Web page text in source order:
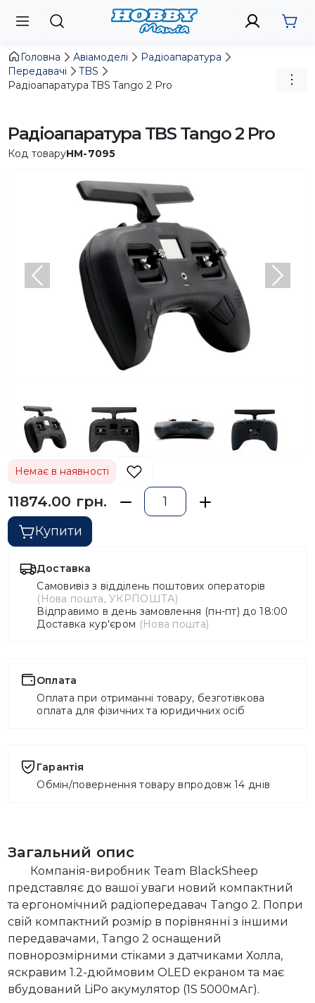
Головна Авіамоделі
Радіоапаратура
Передавачі
TBS
Радіоапаратура TBS Tango 2 Pro
Радіоапаратура TBS Tango 2 Pro
Код товаруHM-7095
Попередній
Немає в наявності
11874.00 грн.
Купити
Доставка
Самовивіз з відділень поштових операторів
(Нова пошта, УКРПОШТА)
Відправимо в день замовлення (пн-пт) до 18:00
Доставка кур'єром (Нова пошта)
Оплата
Оплата при отриманні товару, безготівкова
оплата для фізичних та юридичних осіб
Гарантія
Обмін/повернення товару впродовж 14 днів
Загальний опис
Компанія-виробник Team BlackSheep
представляє до вашої уваги новий компактний
та ергономічний радіопередавач Tango 2. Попри
свій компактний розмір в порівнянні з іншими
передавачами, Tango 2 оснащений
повнорозмірними стіками з датчиками Холла,
яскравим 1.2-дюймовим OLED екраном та має
вбудований LiPo акумулятор (1S 5000мАг).